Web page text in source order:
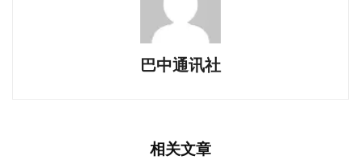
巴中通讯社
相关文章